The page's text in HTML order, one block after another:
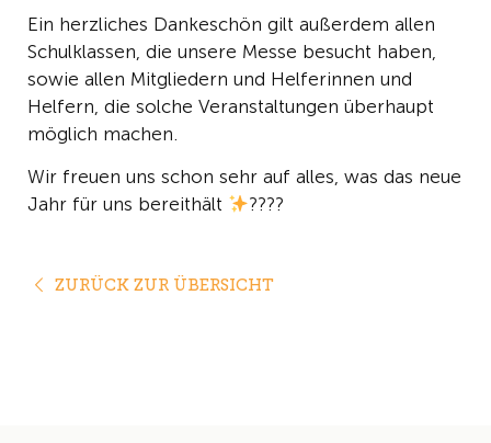
Ein herzliches Dankeschön gilt außerdem allen
Schulklassen, die unsere Messe besucht haben,
sowie allen Mitgliedern und Helferinnen und
Helfern, die solche Veranstaltungen überhaupt
möglich machen.
Wir freuen uns schon sehr auf alles, was das neue
Jahr für uns bereithält
????
ZURÜCK ZUR ÜBERSICHT